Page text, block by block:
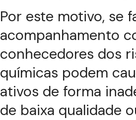
Por este motivo, se
acompanhamento
conhecedores dos
químicas podem
ativos de forma
de baixa qualidade